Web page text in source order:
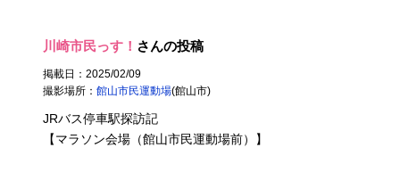
川崎市民っす！ さんの投稿
掲載日：2025/02/09
撮影場所：館山市民運動場(館山市)
JRバス停車駅探訪記
【マラソン会場（館山市民運動場前）】